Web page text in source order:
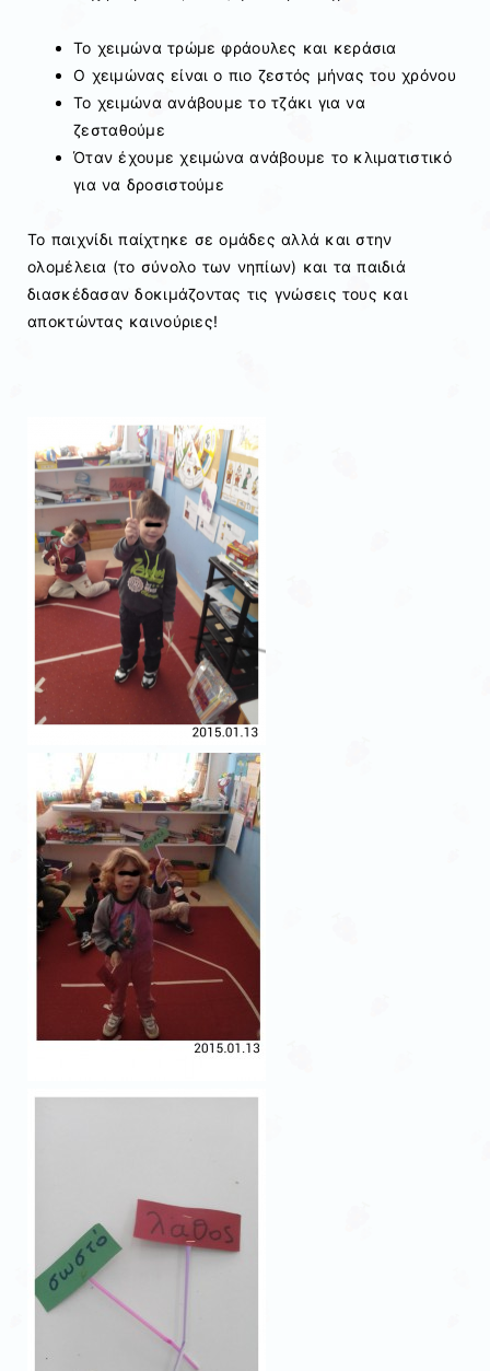
Το χειμώνα τρώμε φράουλες και κεράσια
Ο χειμώνας είναι ο πιο ζεστός μήνας του χρόνου
Το χειμώνα ανάβουμε το τζάκι για να
ζεσταθούμε
Όταν έχουμε χειμώνα ανάβουμε το κλιματιστικό
για να δροσιστούμε
Το παιχνίδι παίχτηκε σε ομάδες αλλά και στην
ολομέλεια (το σύνολο των νηπίων) και τα παιδιά
διασκέδασαν δοκιμάζοντας τις γνώσεις τους και
αποκτώντας καινούριες!